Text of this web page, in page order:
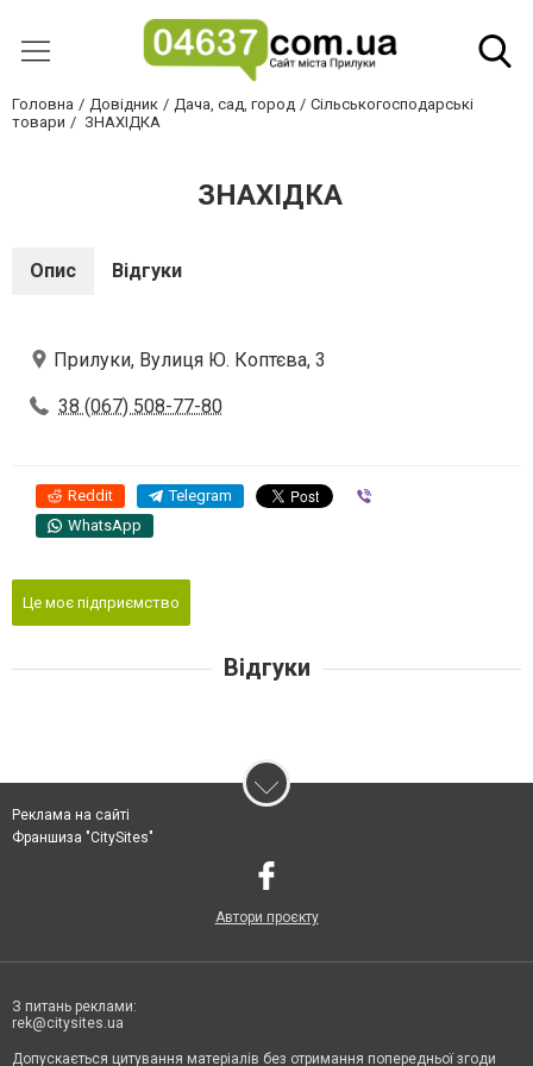
Головна Довідник Дача, сад, город
Сільськогосподарські
товари
ЗНАХІДКА
ЗНАХІДКА
Опис Відгуки
Прилуки, Вулиця Ю. Коптєва, 3
38 (067) 508-77-80
Reddit Telegram
WhatsApp
Це моє підприємство
Відгуки
Реклама на сайті
Франшиза "CitySites"
Автори проєкту
З питань реклами:
rek@citysites.ua
Допускається цитування матеріалів без отримання попередньої згоди